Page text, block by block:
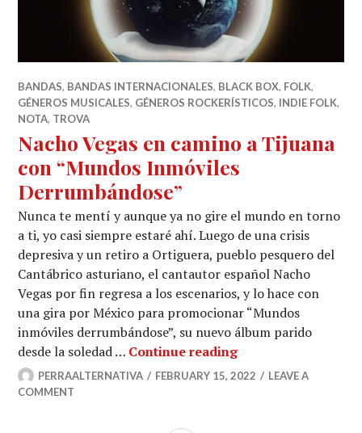
BANDAS, BANDAS INTERNACIONALES, BLACK BOX, FOLK,
GÉNEROS MUSICALES, GÉNEROS ROCKERÍSTICOS, INDIE FOLK,
NOTA, TROVA
Nacho Vegas en camino a Tijuana
con “Mundos Inmóviles
Derrumbándose”
Nunca te mentí y aunque ya no gire el mundo en torno
a ti, yo casi siempre estaré ahí. Luego de una crisis
depresiva y un retiro a Ortiguera, pueblo pesquero del
Cantábrico asturiano, el cantautor español Nacho
Vegas por fin regresa a los escenarios, y lo hace con
una gira por México para promocionar “Mundos
inmóviles derrumbándose”, su nuevo álbum parido
desde la soledad … Continue readingNacho Vegas en
PERRAALTERNATIVA FEBRUARY 15, 2022
LEAVE A
COMMENT